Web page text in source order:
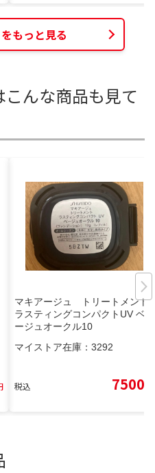
もっと見る
んな商品も見て
マキアージュ トリートメント
ラスティングコンパクトUV ベ
ージュオークル10
マイストア在庫： 3292
税込 7500